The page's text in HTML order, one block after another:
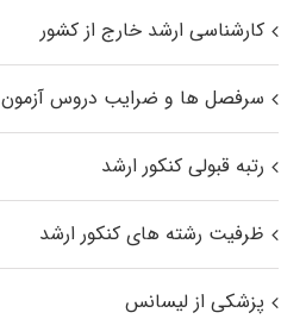
کارشناسی ارشد خارج از کشور
سرفصل ها و ضرایب دروس آزمون
رتبه قبولی کنکور ارشد
ظرفیت رشته های کنکور ارشد
پزشکی از لیسانس